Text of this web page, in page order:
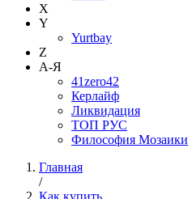
X
Y
Yurtbay
Z
А-Я
41zero42
Керлайф
Ликвидация
ТОП РУС
Философия Мозаики
Главная
/
Как купить